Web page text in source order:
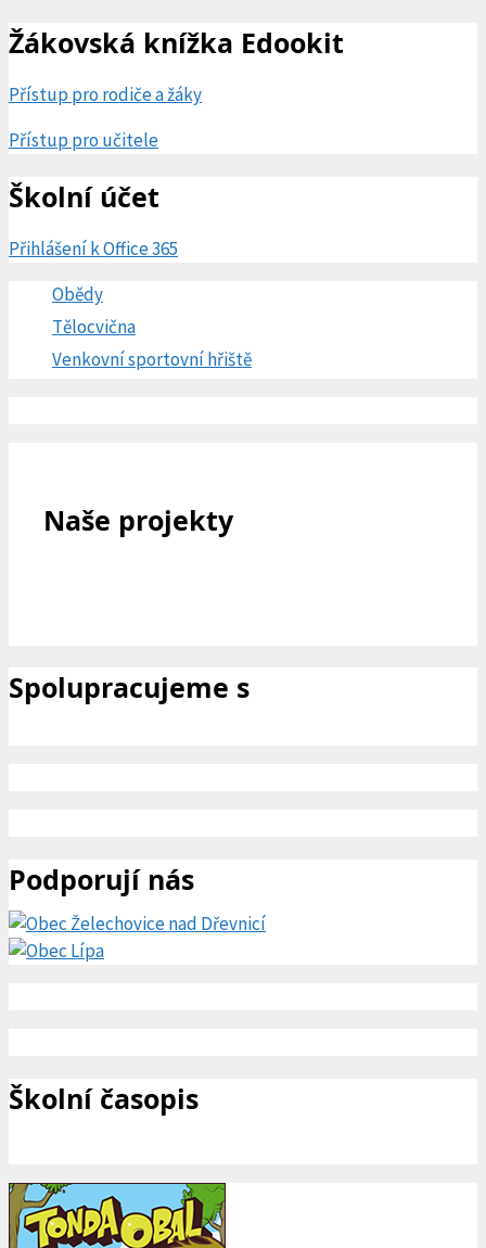
Žákovská knížka Edookit
Přístup pro rodiče a žáky
Přístup pro učitele
Školní účet
Přihlášení k Office 365
Obědy
Tělocvična
Venkovní sportovní hřiště
Naše projekty
Spolupracujeme s
Podporují nás
Školní časopis